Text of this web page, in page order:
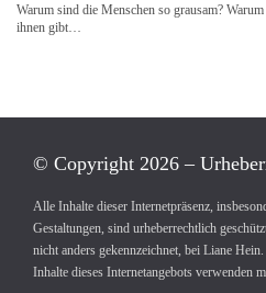
Warum sind die Menschen so grausam?
ihnen gibt…
© Copyright 2026 –
Alle Inhalte dieser Internetpräsenz,
Gestaltungen, sind urheberrechtlich
nicht anders gekennzeichnet, bei Liane
Inhalte dieses Internetangebots verwenden